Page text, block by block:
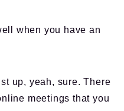
when you have an
up, yeah, sure. There
meetings that you